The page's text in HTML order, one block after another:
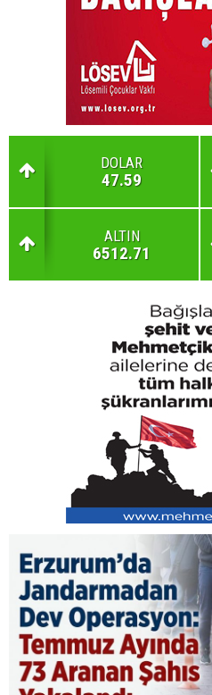
DOLAR
47.59
ALTIN
6512.71